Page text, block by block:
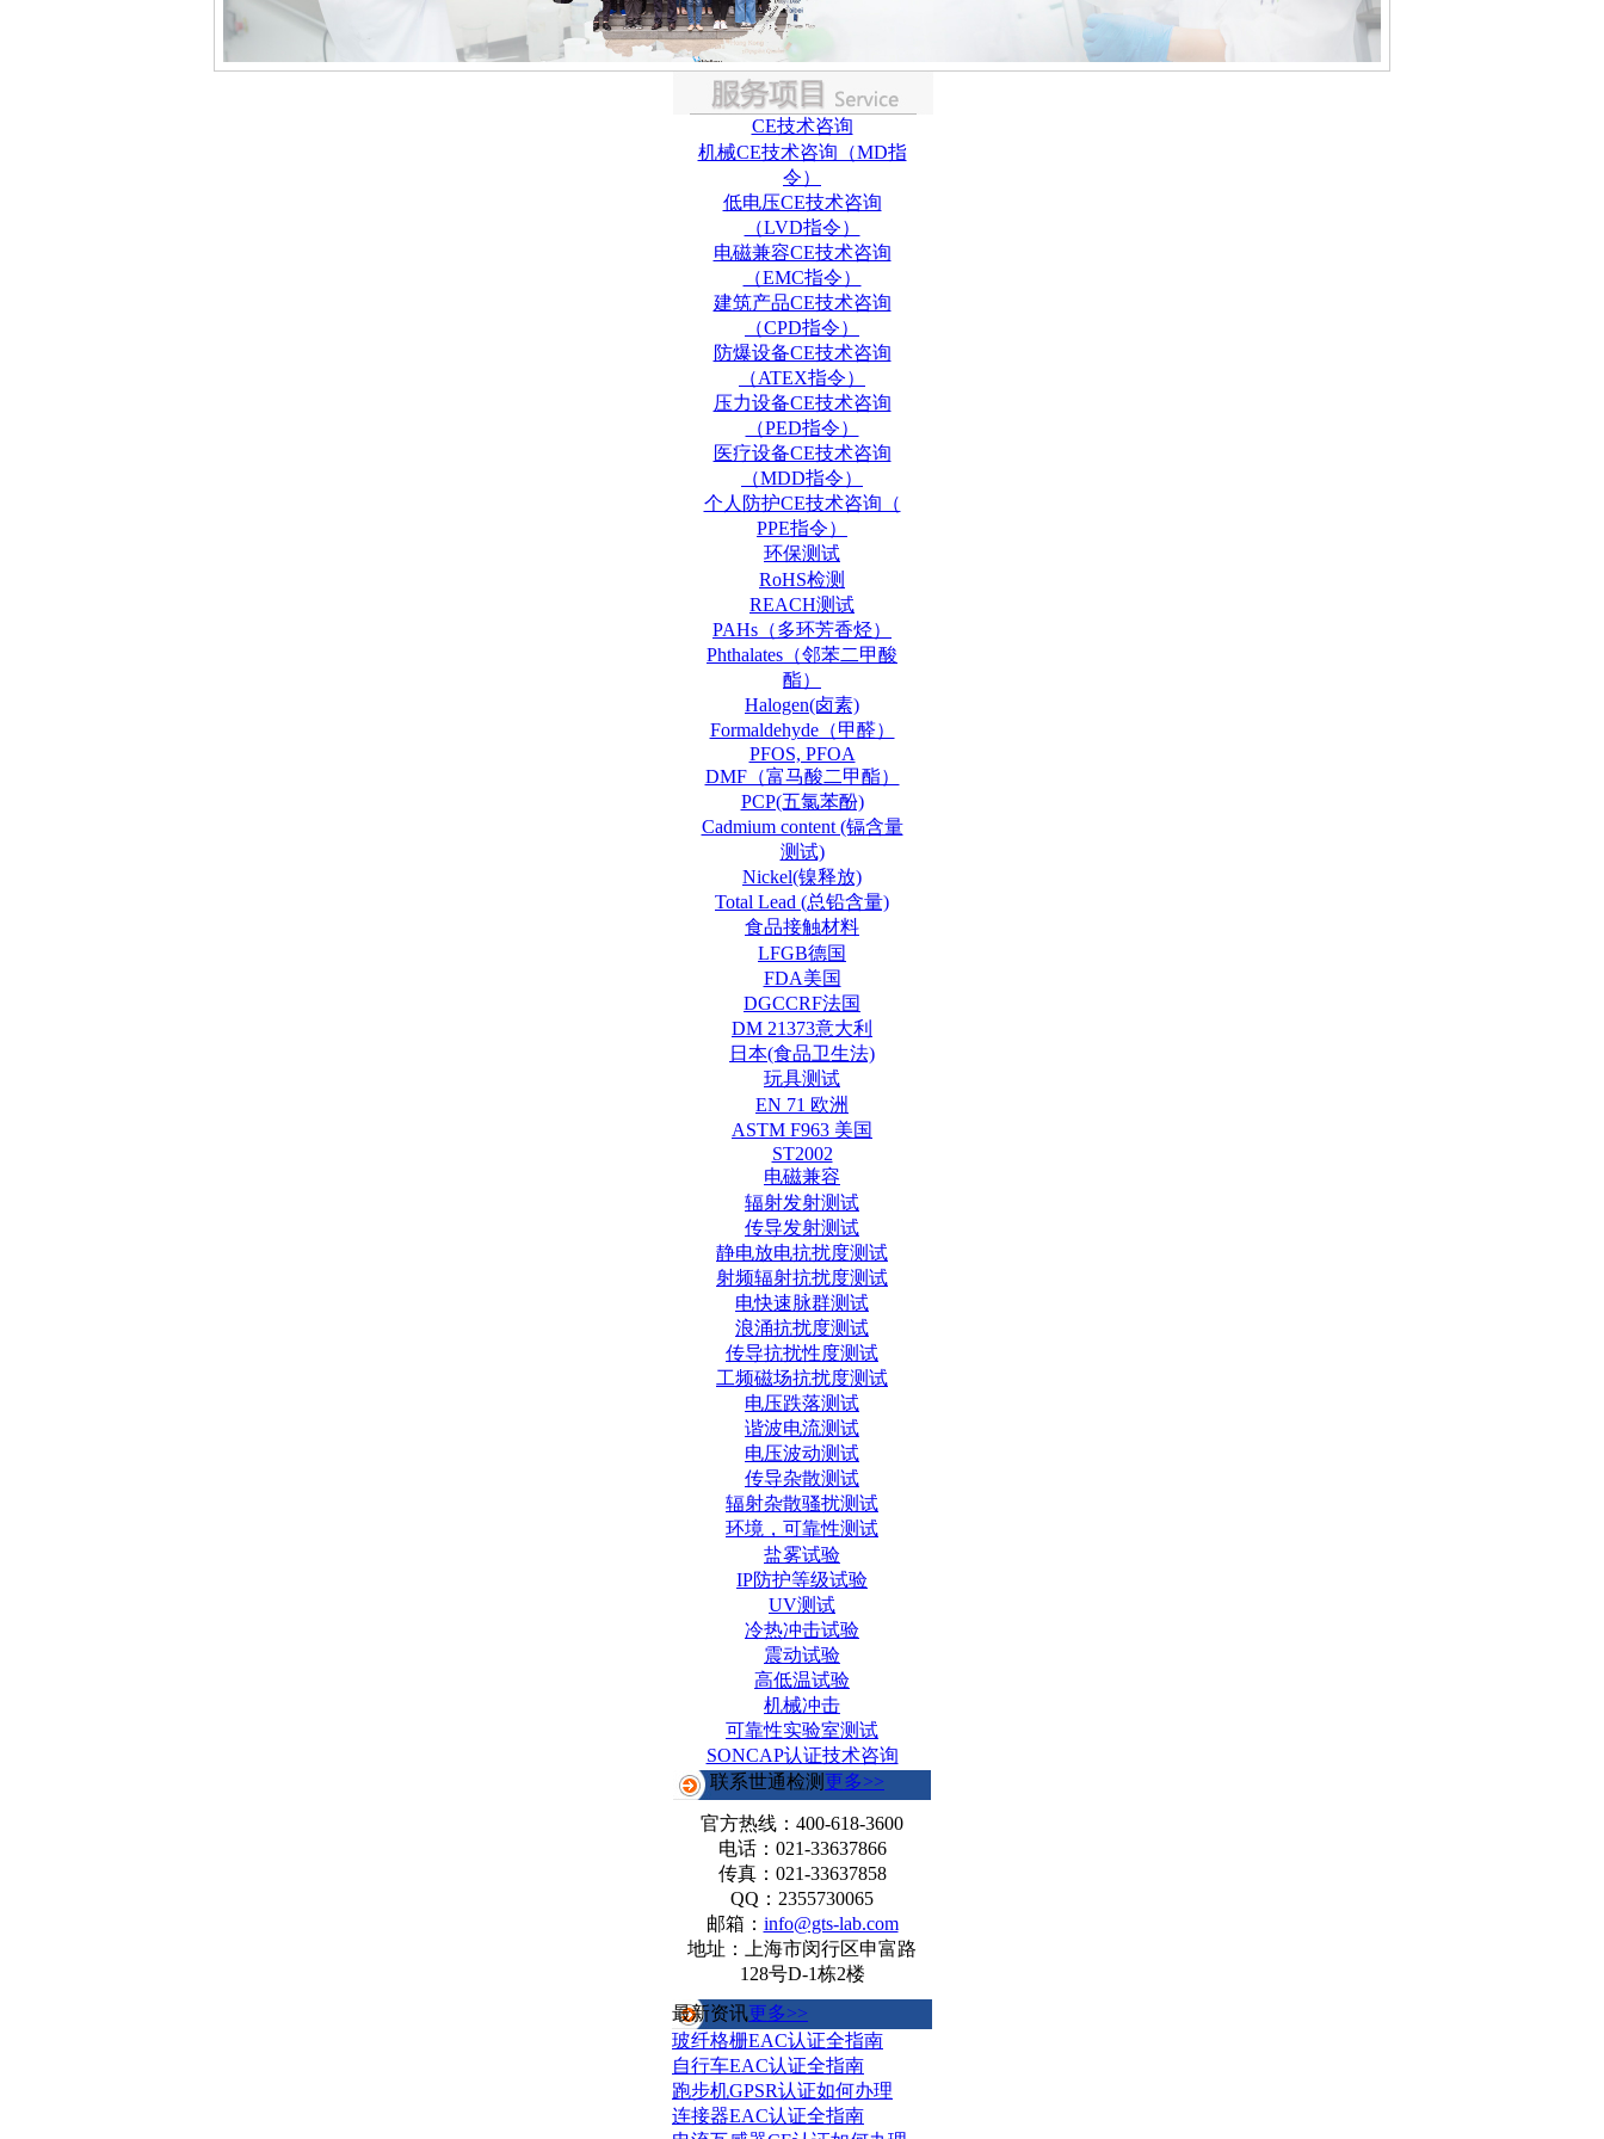
CE技术咨询
机械CE技术咨询（MD指
令）
低电压CE技术咨询
（LVD指令）
电磁兼容CE技术咨询
（EMC指令）
建筑产品CE技术咨询
（CPD指令）
防爆设备CE技术咨询
（ATEX指令）
压力设备CE技术咨询
（PED指令）
医疗设备CE技术咨询
（MDD指令）
个人防护CE技术咨询（
PPE指令）
环保测试
RoHS检测
REACH测试
PAHs（多环芳香烃）
Phthalates（邻苯二甲酸
酯）
Halogen(卤素)
Formaldehyde（甲醛）
PFOS, PFOA
DMF（富马酸二甲酯）
PCP(五氯苯酚)
Cadmium content (镉含量
测试)
Nickel(镍释放)
Total Lead (总铅含量)
食品接触材料
LFGB德国
FDA美国
DGCCRF法国
DM 21373意大利
日本(食品卫生法)
玩具测试
EN 71 欧洲
ASTM F963 美国
ST2002
电磁兼容
辐射发射测试
传导发射测试
静电放电抗扰度测试
射频辐射抗扰度测试
电快速脉群测试
浪涌抗扰度测试
传导抗扰性度测试
工频磁场抗扰度测试
电压跌落测试
谐波电流测试
电压波动测试
传导杂散测试
辐射杂散骚扰测试
环境，可靠性测试
盐雾试验
IP防护等级试验
UV测试
冷热冲击试验
震动试验
高低温试验
机械冲击
可靠性实验室测试
SONCAP认证技术咨询
联系世通检测 更多>>
官方热线： 400-618-3600
电话：021-33637866
传真：021-33637858
QQ：2355730065
邮箱： info@gts-lab.com
地址：上海市闵行区申富路
128号D-1栋2楼
最新资讯更多>>
玻纤格栅EAC认证全指南
自行车EAC认证全指南
跑步机GPSR认证如何办理
连接器EAC认证全指南